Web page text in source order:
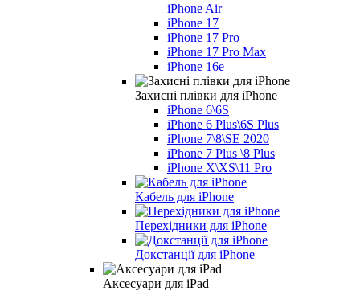
iPhone Air
iPhone 17
iPhone 17 Pro
iPhone 17 Pro Max
iPhone 16e
Захисні плівки для iPhone
iPhone 6\6S
iPhone 6 Plus\6S Plus
iPhone 7\8\SE 2020
iPhone 7 Plus \8 Plus
iPhone X\XS\11 Pro
Кабель для iPhone
Перехідники для iPhone
Докстанції для iPhone
Аксесуари для iPad